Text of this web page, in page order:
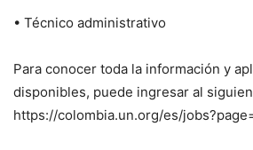
• Técnico administrativo
Para conocer toda la información y
disponibles, puede ingresar al
https://colombia.un.org/es/